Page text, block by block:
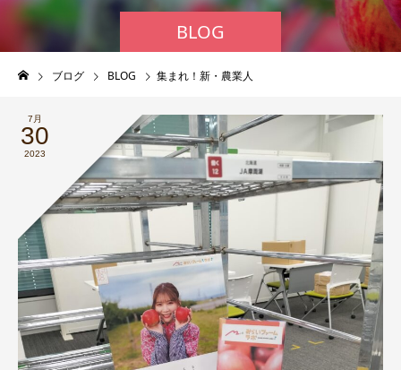
BLOG
ブログ BLOG 集まれ！新・農業人
7月
30
2023